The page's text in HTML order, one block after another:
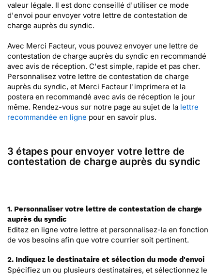
valeur légale. Il est donc conseillé d'utiliser ce mode
d'envoi pour envoyer votre lettre de contestation de
charge auprès du syndic.
Avec Merci Facteur, vous pouvez envoyer une lettre de
contestation de charge auprès du syndic en recommandé
avec avis de réception. C'est simple, rapide et pas cher.
Personnalisez votre lettre de contestation de charge
auprès du syndic, et Merci Facteur l'imprimera et la
postera en recommandé avec avis de réception le jour
même. Rendez-vous sur notre page au sujet de la lettre
recommandée en ligne pour en savoir plus.
3 étapes pour envoyer votre lettre de
contestation de charge auprès du syndic
1. Personnaliser votre lettre de contestation de charge
auprès du syndic
Editez en ligne votre lettre et personnalisez-la en fonction
de vos besoins afin que votre courrier soit pertinent.
2. Indiquez le destinataire et sélection du mode d'envoi
Spécifiez un ou plusieurs destinataires, et sélectionnez le